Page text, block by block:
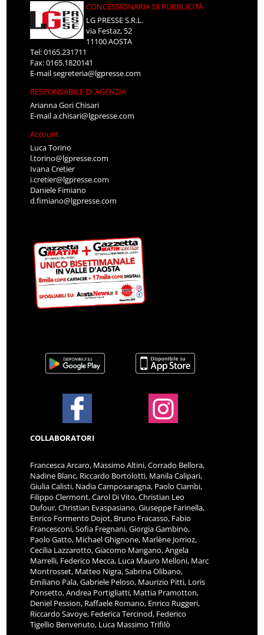
CONCESSIONARIA DI PUBBLICITÀ
LG PRESSE S.R.L.
via Festaz, 52
11100 AOSTA
Tel: 0165.231711
Fax: 0165.1820141
E-mailsegreteria@lgpresse.com
RESPONSABILE DI AGENZIA
Arianna Gori Chisari
E-maila.chisari@lgpresse.com
Account
Luca Torino
l.torino@lgpresse.com
Ivana Cretier
i.cretier@lgpresse.com
Daniele Fimiano
d.fimiano@lgpresse.com
COLLABORATORI
Francesca Arcaro, Massimo Altini, Corrado Bellora,
Nadine Blanc, Riccardo Bortolotti, Manila Calipari,
Giulia Calisti, Nadia Camposaragna, Paolo Ciambi,
Filippo Clermont, Carol Di Vito, Christian Leo
Dufour, Christian Evaspasiano, Giuseppe Farinella,
Enrico Formento Dojot, Bruno Fracasso, Fabio
Francesconi, Sofia Fregnani, Giorgia Gambino,
Paolo Gatto, Michael Ghignone, Marlène Jorrioz,
Cecilia Lazzarotto, Giacomo Mangano, Angela
Marrelli, Federico Mecca, Luca Mauro Melloni, Marc
Montrosset, Matteo Nigra, Sabrina Olibano,
Emiliano Pala, Gabriele Peloso, Maurizio Pitti, Loris
Ponsetto, Andrea Portigliatti, Mattia Pramotton,
Deniel Pession, Raffaele Romano, Enrico Ruggeri,
Riccardo Savoye, Federica Tercinod, Federico
Tigellio Benvenuto, Luca Massimo Trifilò